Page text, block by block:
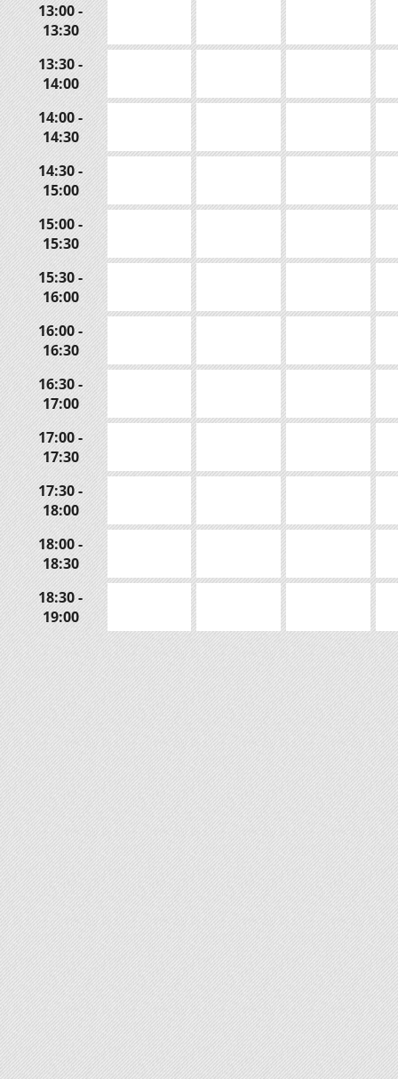
13:00 -
13:30
13:30 -
14:00
14:00 -
14:30
14:30 -
15:00
15:00 -
15:30
15:30 -
16:00
16:00 -
16:30
16:30 -
17:00
17:00 -
17:30
17:30 -
18:00
18:00 -
18:30
18:30 -
19:00